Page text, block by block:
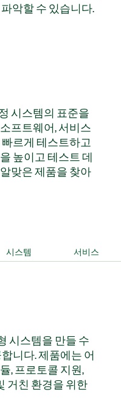
악할 수 있습니다.
시스템의 표준을
프트웨어, 서비스
르게 테스트하고
높이고 테스트 데
맞은 제품을 찾아
시스템 서비스​
시스템을 만들 수
니다. 제품에는 어
, 프로토콜 지원,
거친 환경을 위한